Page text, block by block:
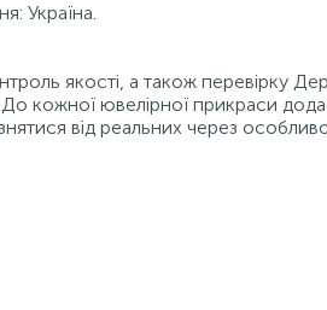
Україна.
якості, а також перевірку
кожної ювелірної прикраси
від реальних через